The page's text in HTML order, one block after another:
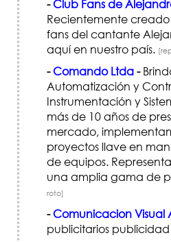
-Club Fans de
Recientemente
fans del cantante
aquí en nuestro país.
-Comando Ltda-
Automatización y
Instrumentación y
más de 10 años de
mercado,
proyectos llave en
de equipos.
una amplia gama de
roto]
-Comunicacion Visual
publicitarios